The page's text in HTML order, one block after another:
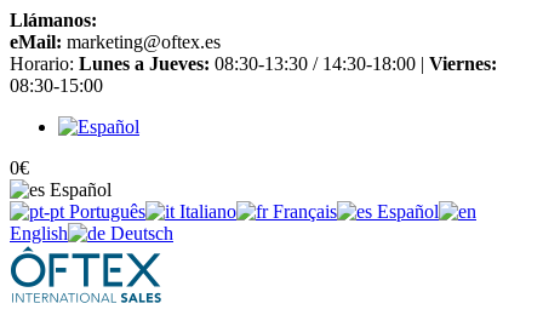
Llámanos:
eMail: marketing@oftex.es
Horario: Lunes a Jueves: 08:30-13:30 / 14:30-18:00 | Viernes:
08:30-15:00
0€
Español
Português
Italiano Français
Español
English
Deutsch